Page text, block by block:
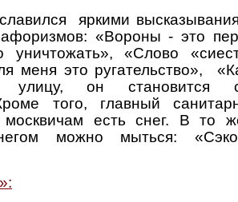
яркими
«Вороны - это
уничтожать», «Слово
меня это ругательство»,
улицу, он становится
того, главный
москвичам есть снег. В то
можно мыться: